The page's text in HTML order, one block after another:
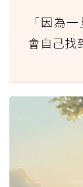
「因為
會自己找